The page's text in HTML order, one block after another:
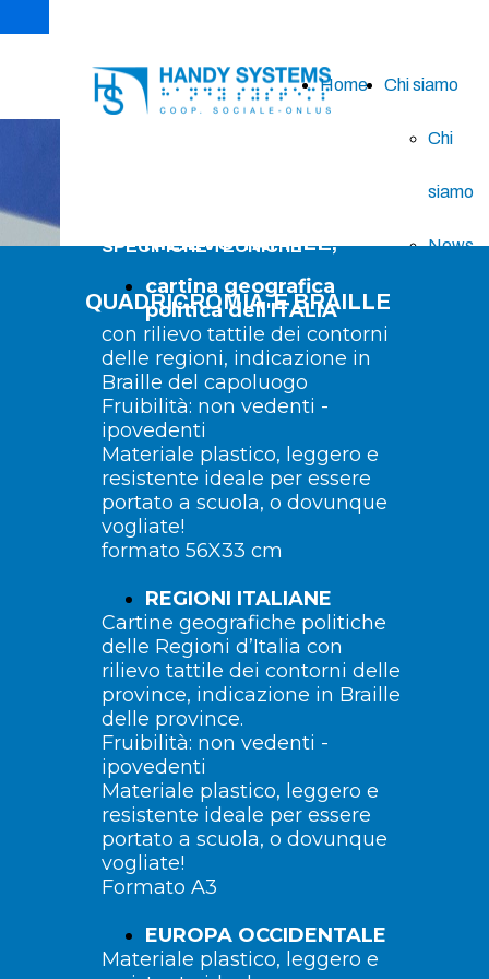
Home Chi siamo
Chi
siamo
News
RILIEVO TATTILE,
QUADRICROMIAE BRAILLE
SPECIFICHE TECNICHE
cartina geografica
politica dell'ITALIA
con rilievo tattile dei contorni
delle regioni, indicazione in
Braille del capoluogo
Fruibilità: non vedenti -
ipovedenti
Materiale plastico, leggero e
resistente ideale per essere
portato a scuola, o dovunque
vogliate!
formato 56X33 cm
REGIONI ITALIANE
Cartine geografiche politiche
delle Regioni d’Italia con
rilievo tattile dei contorni delle
province, indicazione in Braille
delle province.
Fruibilità: non vedenti -
ipovedenti
Materiale plastico, leggero e
resistente ideale per essere
portato a scuola, o dovunque
vogliate!
Formato A3
EUROPA OCCIDENTALE
Materiale plastico, leggero e